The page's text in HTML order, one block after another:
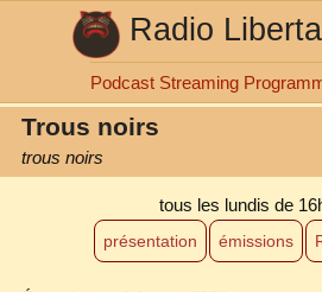
Radio
Podcast Streaming
Trous noirs
trous noirs
tous les lundis de
présentation émissions